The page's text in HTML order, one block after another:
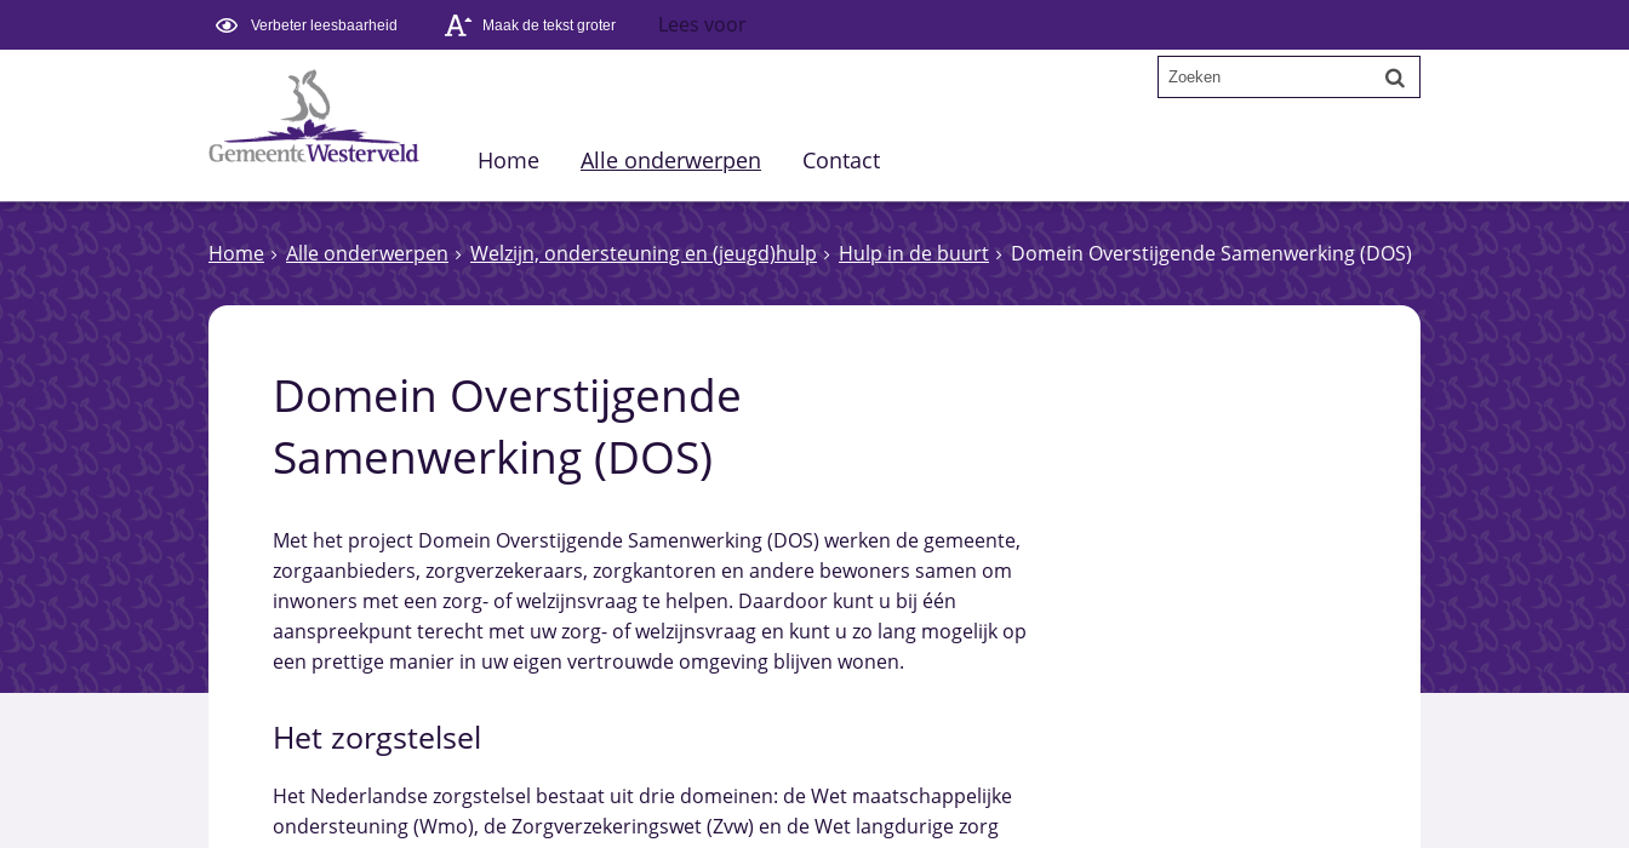
Verbeter leesbaarheid Maak de tekst groter Lees voor
Home Alle onderwerpen Contact
Home Alle onderwerpen Welzijn, ondersteuning en (jeugd)hulp Hulp in de buurt Domein Overstijgende Samenwerking (DOS)
Domein Overstijgende
Samenwerking (DOS)
Met het project Domein Overstijgende Samenwerking (DOS) werken de gemeente,
zorgaanbieders, zorgverzekeraars, zorgkantoren en andere bewoners samen om
inwoners met een zorg- of welzijnsvraag te helpen. Daardoor kunt u bij één
aanspreekpunt terecht met uw zorg- of welzijnsvraag en kunt u zo lang mogelijk op
een prettige manier in uw eigen vertrouwde omgeving blijven wonen.
Het zorgstelsel
Het Nederlandse zorgstelsel bestaat uit drie domeinen: de Wet maatschappelijke
ondersteuning (Wmo), de Zorgverzekeringswet (Zvw) en de Wet langdurige zorg